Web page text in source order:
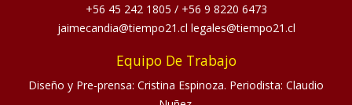
+56 45 242 1805 / +56 9 8220 6473
jaimecandia@tiempo21.cl legales@tiempo21.cl
Equipo De Trabajo
Diseño y Pre-prensa: Cristina Espinoza. Periodista: Claudio